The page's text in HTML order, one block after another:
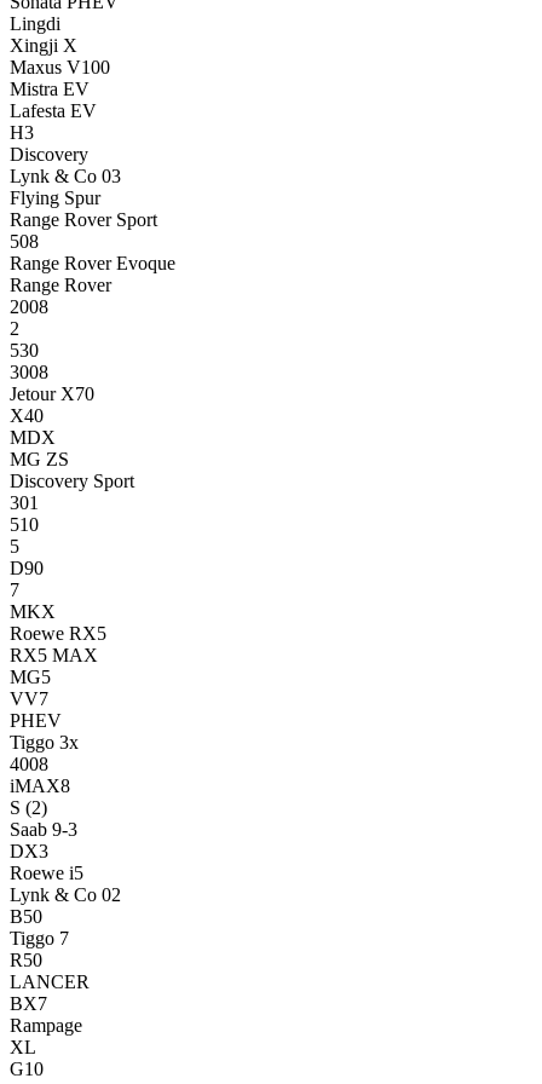
Lingdi
Xingji X
Maxus V100
Mistra EV
Lafesta EV
H3
Discovery
Lynk & Co 03
Flying Spur
Range Rover Sport
508
Range Rover Evoque
Range Rover
2008
2
530
3008
Jetour X70
X40
MDX
MG ZS
Discovery Sport
301
510
5
D90
7
MKX
Roewe RX5
RX5 MAX
MG5
VV7
PHEV
Tiggo 3x
4008
iMAX8
S (2)
Saab 9-3
DX3
Roewe i5
Lynk & Co 02
B50
Tiggo 7
R50
LANCER
BX7
Rampage
XL
G10